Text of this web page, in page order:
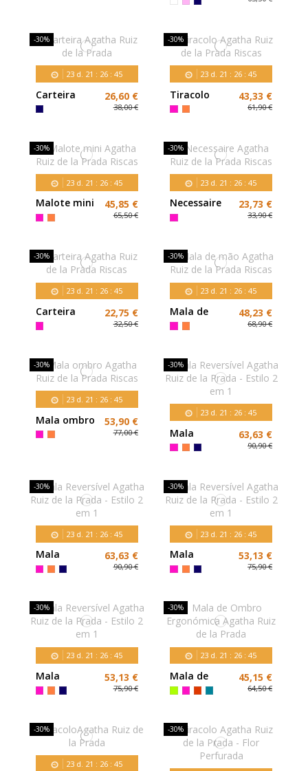
Carteira
de la Prada
-30%
23d. 21 : 26: 43
Carteira
Agatha Ruiz
de la Prada
26,60 €
38,00 €
-30%
23 d. 21 : 26 :43
Tiracolo
Agatha Ruiz
de la Prada
43,33 €
61,90 €
-30%
23d. 21 : 26: 43
Malote mini
Agatha Ruiz
de la Prada
45,85 €
65,50 €
-30%
23 d. 21 : 26 :43
Necessaire
Agatha Ruiz
de la Prada
23,73 €
33,90 €
-30%
23d. 21 : 26: 43
Carteira
Agatha Ruiz
de la Prada
22,75 €
32,50 €
-30%
23 d. 21 : 26 :43
Mala de
mão Agatha
Ruiz de la
48,23 €
68,90 €
-30%
23d. 21 : 26: 43
Mala ombro
Agatha Ruiz
de la Prada
53,90 €
77,00 €
-30%
23 d. 21 : 26 :43
Mala
Reversível
Agatha Ruiz
63,63 €
90,90 €
-30%
23d. 21 : 26: 43
Mala
Reversível
Agatha Ruiz
Estilo 2 em 1
63,63 €
90,90 €
-30%
23 d. 21 : 26 :43
Mala
Reversível
Agatha Ruiz
Estilo 2 em 1
53,13 €
75,90 €
-30%
23d. 21 : 26: 43
Mala
Reversível
Agatha Ruiz
Estilo 2 em 1
53,13 €
75,90 €
-30%
23 d. 21 : 26 :43
Mala de
Ombro
Ergonómica
de la Prada
45,15 €
64,50 €
-30%
23d. 21 : 26: 43
-30%